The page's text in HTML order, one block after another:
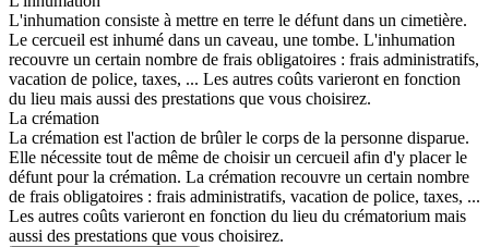
L'inhumation consiste à mettre en terre le défunt dans un cimetière.
Le cercueil est inhumé dans un caveau, une tombe. L'inhumation
recouvre un certain nombre de frais obligatoires : frais administratifs,
vacation de police, taxes, ... Les autres coûts varieront en fonction
du lieu mais aussi des prestations que vous choisirez.
La crémation
La crémation est l'action de brûler le corps de la personne disparue.
Elle nécessite tout de même de choisir un cercueil afin d'y placer le
défunt pour la crémation. La crémation recouvre un certain nombre
de frais obligatoires : frais administratifs, vacation de police, taxes, ...
Les autres coûts varieront en fonction du lieu du crématorium mais
aussi des prestations que vous choisirez.